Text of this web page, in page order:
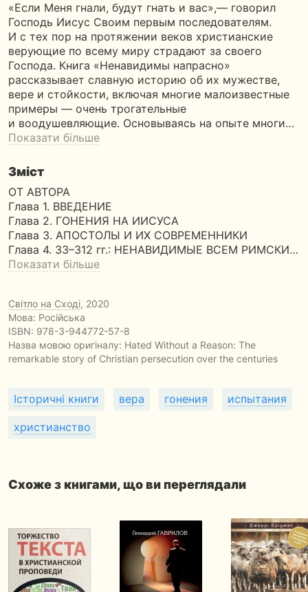
«Если Меня гнали, будут гнать и вас»,— говорил
Господь Иисус Своим первым последователям.
И с тех пор на протяжении веков христианские
верующие по всему миру страдают за своего
Господа. Книга «Ненавидимы напрасно»
рассказывает славную историю об их мужестве,
вере и стойкости, включая многие малоизвестные
примеры — очень трогательные
и воодушевляющие. Основываясь на опыте многи…
Показати більше
Зміст
ОТ АВТОРА
Глава 1. ВВЕДЕНИЕ
Глава 2. ГОНЕНИЯ НА ИИСУСА
Глава 3. АПОСТОЛЫ И ИХ СОВРЕМЕННИКИ
Глава 4. 33–312 гг.: НЕНАВИДИМЫЕ ВСЕМ РИМСКИ…
Показати більше
Світло на Сході, 2020
Мова: Російська
ISBN: 978-3-944772-57-8
Назва мовою оригіналу: Hated Without a Reason: The
remarkable story of Christian persecution over the centuries
Історичні книги вера гонения испытания
христианство
Схоже з книгами, що ви переглядали